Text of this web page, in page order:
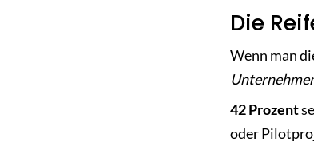
Die
Wenn man
42 Prozent
oder